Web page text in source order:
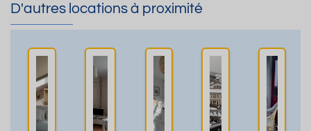
D'autres locations à proximité